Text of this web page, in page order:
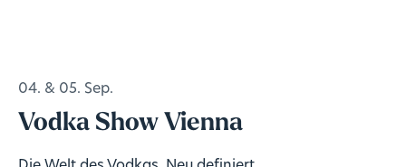
04. & 05. Sep.
Vodka Show Vienna